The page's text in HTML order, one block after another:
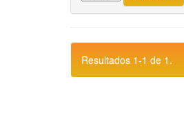
Resultados 1-1 de 1.